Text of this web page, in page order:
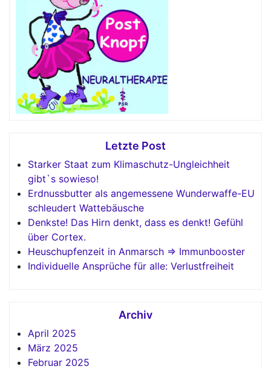
Letzte Post
Starker Staat zum Klimaschutz-Ungleichheit
gibt`s sowieso!
Erdnussbutter als angemessene Wunderwaffe-EU
schleudert Wattebäusche
Denkste! Das Hirn denkt, dass es denkt! Gefühl
über Cortex.
Heuschupfenzeit in Anmarsch => Immunbooster
Individuelle Ansprüche für alle: Verlustfreiheit
Archiv
April 2025
März 2025
Februar 2025